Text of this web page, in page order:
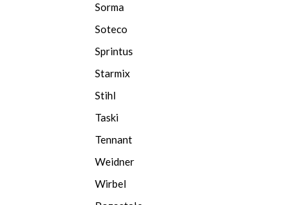
Sorma
Soteco
Sprintus
Starmix
Stihl
Taski
Tennant
Weidner
Wirbel